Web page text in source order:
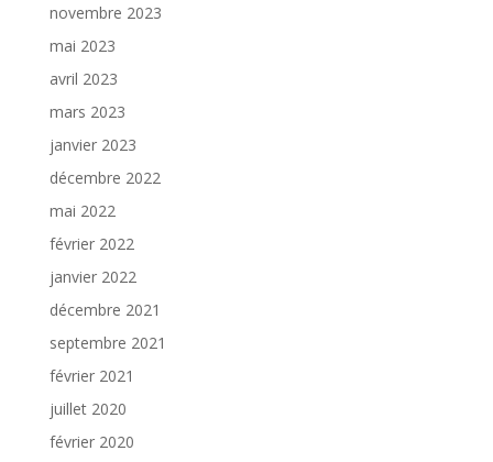
novembre 2023
mai 2023
avril 2023
mars 2023
janvier 2023
décembre 2022
mai 2022
février 2022
janvier 2022
décembre 2021
septembre 2021
février 2021
juillet 2020
février 2020